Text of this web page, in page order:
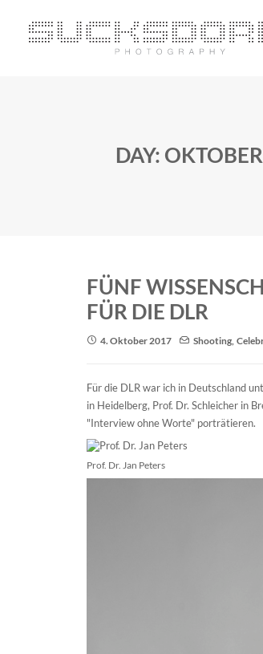
DAY:
FÜNF
FÜR DIE DLR
4. Oktober 2017 Shooting,
Für die DLR war ich in Deutschland
in Heidelberg, Prof. Dr. Schleicher in
"Interview ohne Worte" porträtieren.
Prof. Dr. Jan Peters